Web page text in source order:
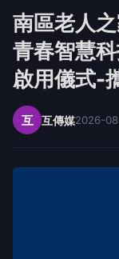
南區老人
青春智慧
啟用儀式-
互 互傳媒2026-